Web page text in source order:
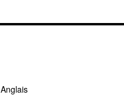
Anglais